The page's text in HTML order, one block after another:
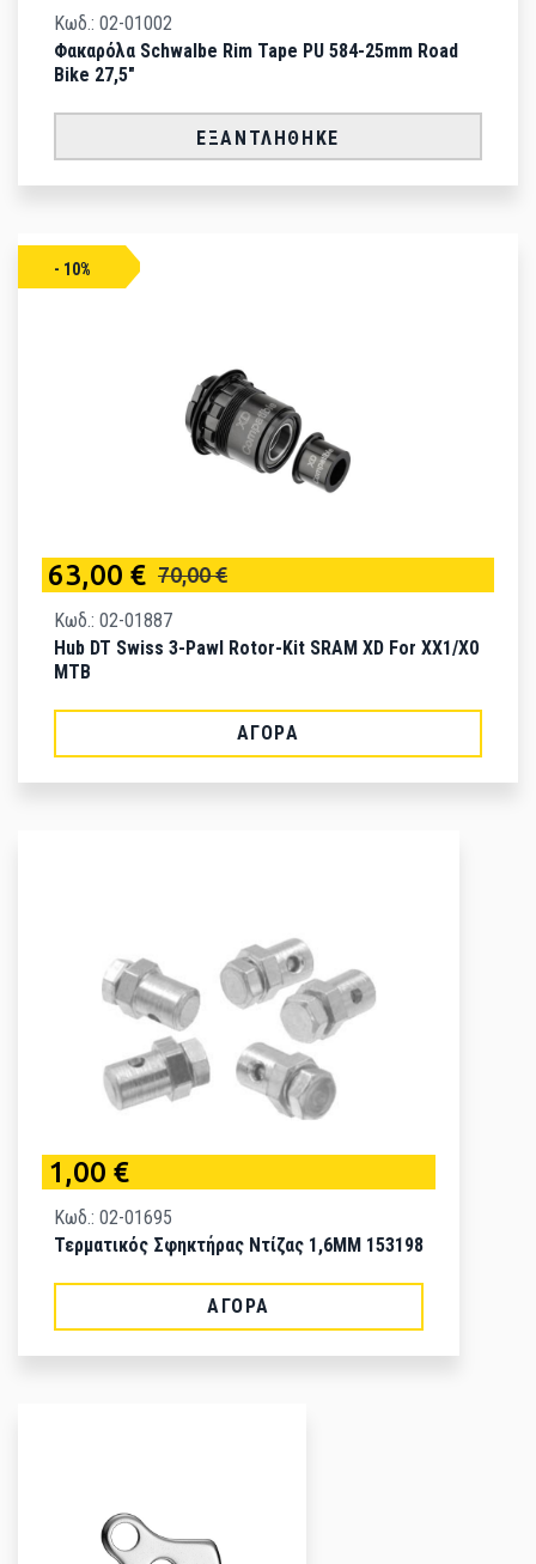
Κωδ.: 02-01002
Φακαρόλα Schwalbe Rim Tape PU 584-25mm Road
Bike 27,5"
ΕΞΑΝΤΛΉΘΗΚΕ
- 10%
63,00 € 70,00 €
Κωδ.: 02-01887
Hub DT Swiss 3-Pawl Rotor-Kit SRAM XD For XX1/X0
MTB
ΑΓΟΡΆ
1,00 €
Κωδ.: 02-01695
Τερματικός Σφηκτήρας Ντίζας 1,6MM 153198
ΑΓΟΡΆ